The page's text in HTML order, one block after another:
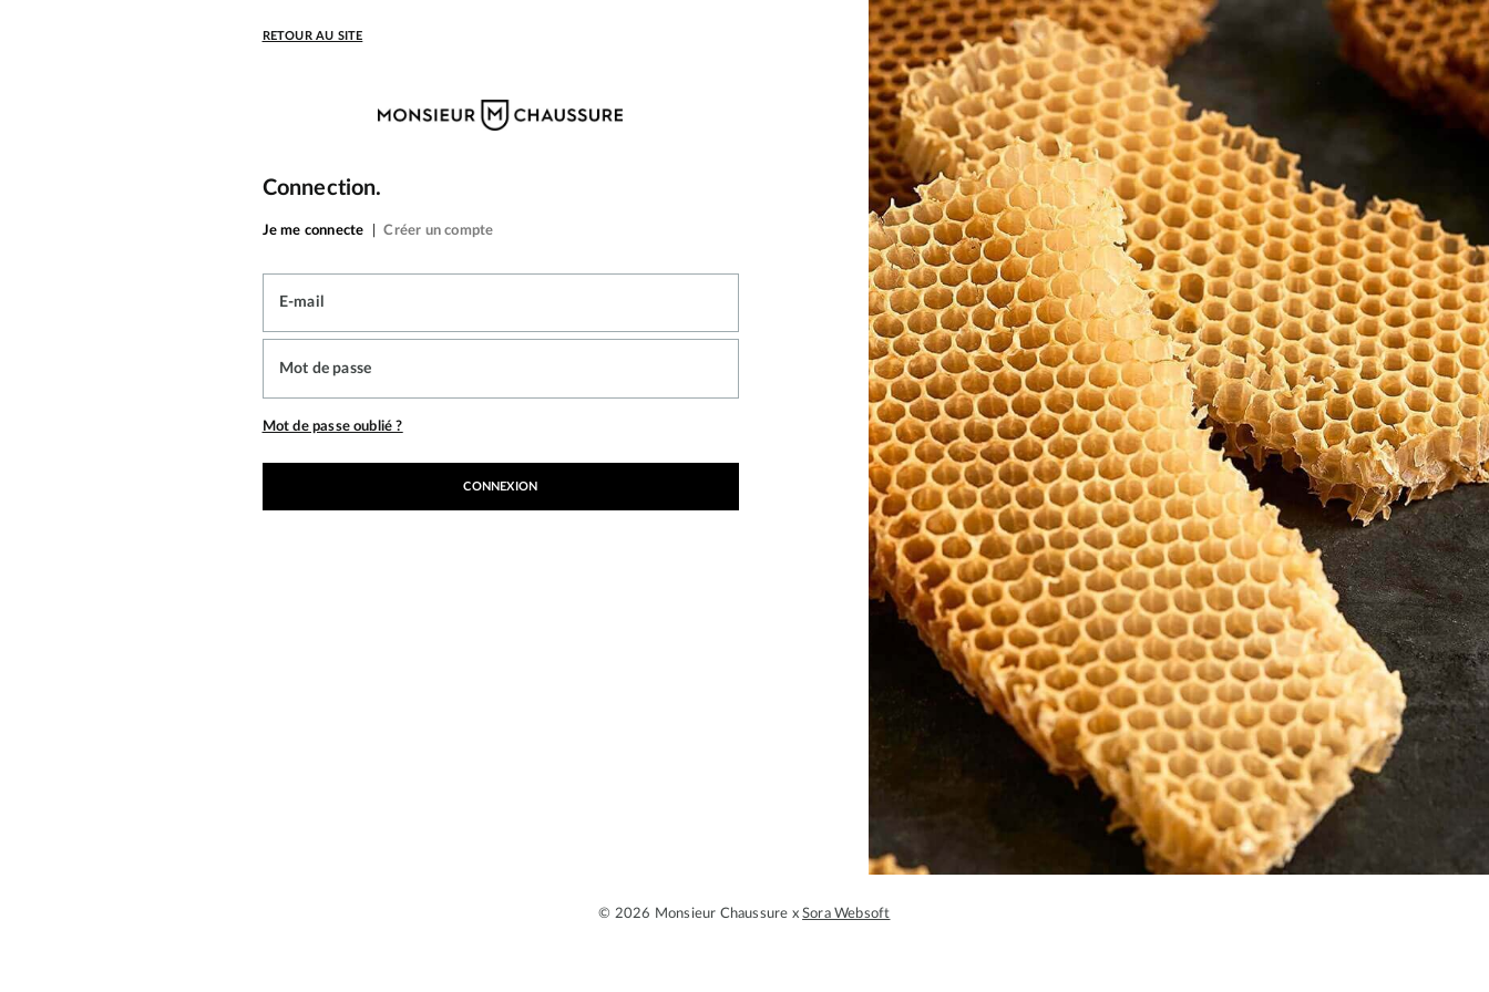
RETOUR AU SITE
Connection.
Je me connecte Créer un compte
E-mail
Mot de passe
Mot de passe oublié ?
CONNEXION
© 2026 Monsieur Chaussure xSora Websoft